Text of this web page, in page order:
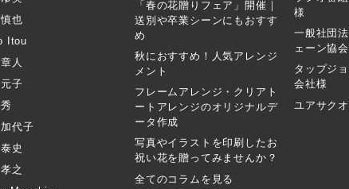
也
Itou
人
子
代子
史
之
「春の花贈りフェア」開催｜
送別や卒業シーンにもおすす
め
秋におすすめ！人気アレンジ
メント
フレームアレンジ・クリアト
ートアレンジのオリジナルデ
ータ作成
写真やイラストを印刷したお
祝い花を贈ってみませんか？
全てのコラムを見る
様
一般社団
ェーン協
タップジ
会社様
ユアサク